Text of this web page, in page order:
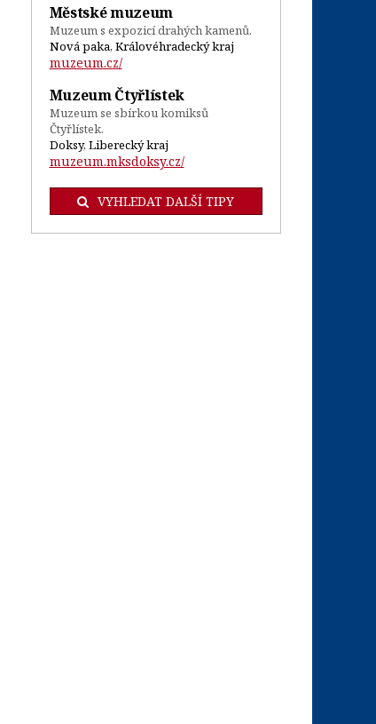
Městské muzeum
Muzeum s expozicí drahých kamenů.
Nová paka, Královéhradecký kraj
muzeum.cz/
Muzeum Čtyřlístek
Muzeum se sbírkou komiksů
Čtyřlístek.
Doksy, Liberecký kraj
muzeum.mksdoksy.cz/
VYHLEDAT DALŠÍ TIPY